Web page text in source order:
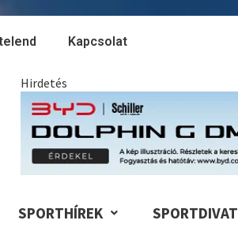
Kapcsolat
Hirdetés
SPORTHÍREK SPORTDIVAT